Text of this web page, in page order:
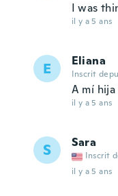
I was
il y a 5 ans
E Eliana
Inscrit
A mí
il y a 5 ans
S Sara
Inscrit
il y a 5 ans